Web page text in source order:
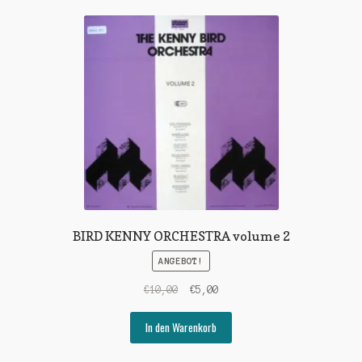
BIRD KENNY ORCHESTRA volume 2
ANGEBOT!
€10,00
Ursprünglicher
war:
€10,00
€5,00Aktueller
€5,00.
In den Warenkorb